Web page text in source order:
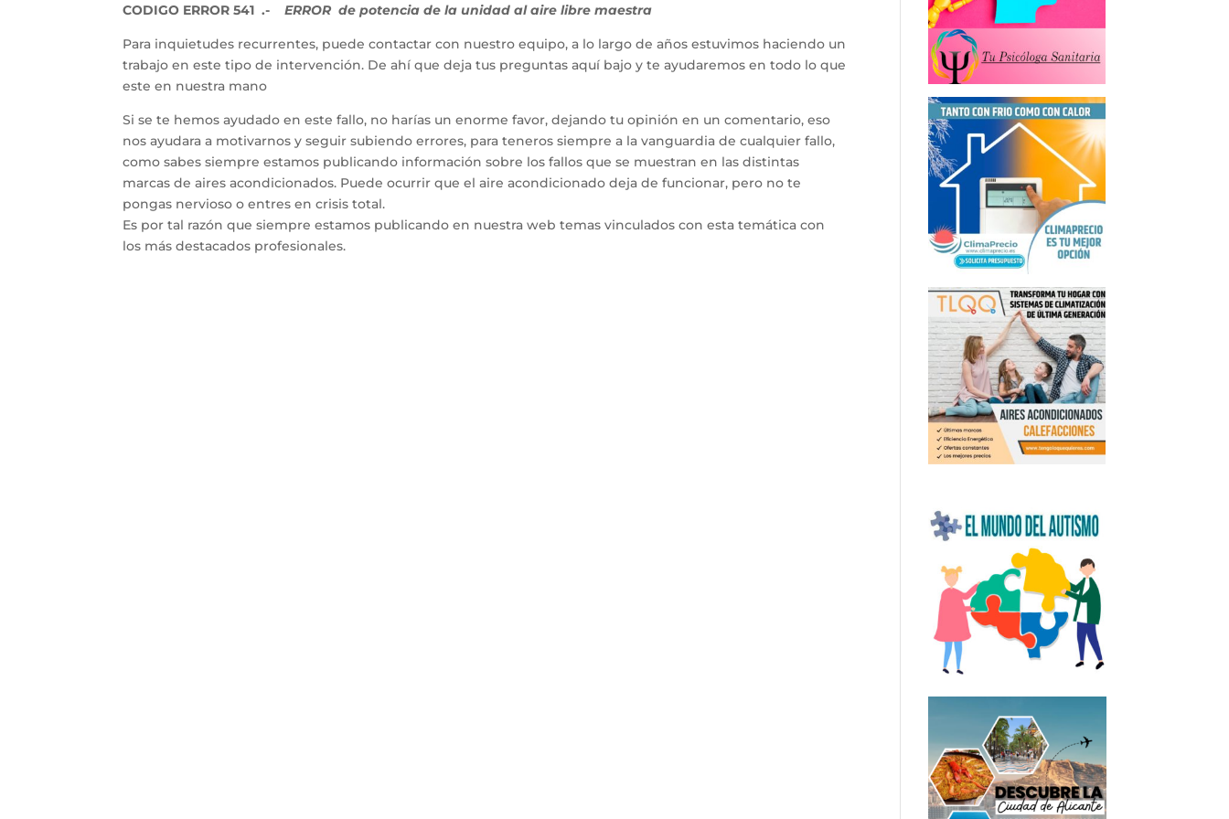
CODIGO ERROR 541 .- ERROR de potencia de la unidad al aire libre maestra
Para inquietudes recurrentes, puede contactar con nuestro equipo, a lo largo de años estuvimos haciendo un
trabajo en este tipo de intervención. De ahí que deja tus preguntas aquí bajo y te ayudaremos en todo lo que
este en nuestra mano
Si se te hemos ayudado en este fallo, no harías un enorme favor, dejando tu opinión en un comentario, eso
nos ayudara a motivarnos y seguir subiendo errores, para teneros siempre a la vanguardia de cualquier fallo,
como sabes siempre estamos publicando información sobre los fallos que se muestran en las distintas
marcas de aires acondicionados. Puede ocurrir que el aire acondicionado deja de funcionar, pero no te
pongas nervioso o entres en crisis total.
Es por tal razón que siempre estamos publicando en nuestra web temas vinculados con esta temática con
los más destacados profesionales.